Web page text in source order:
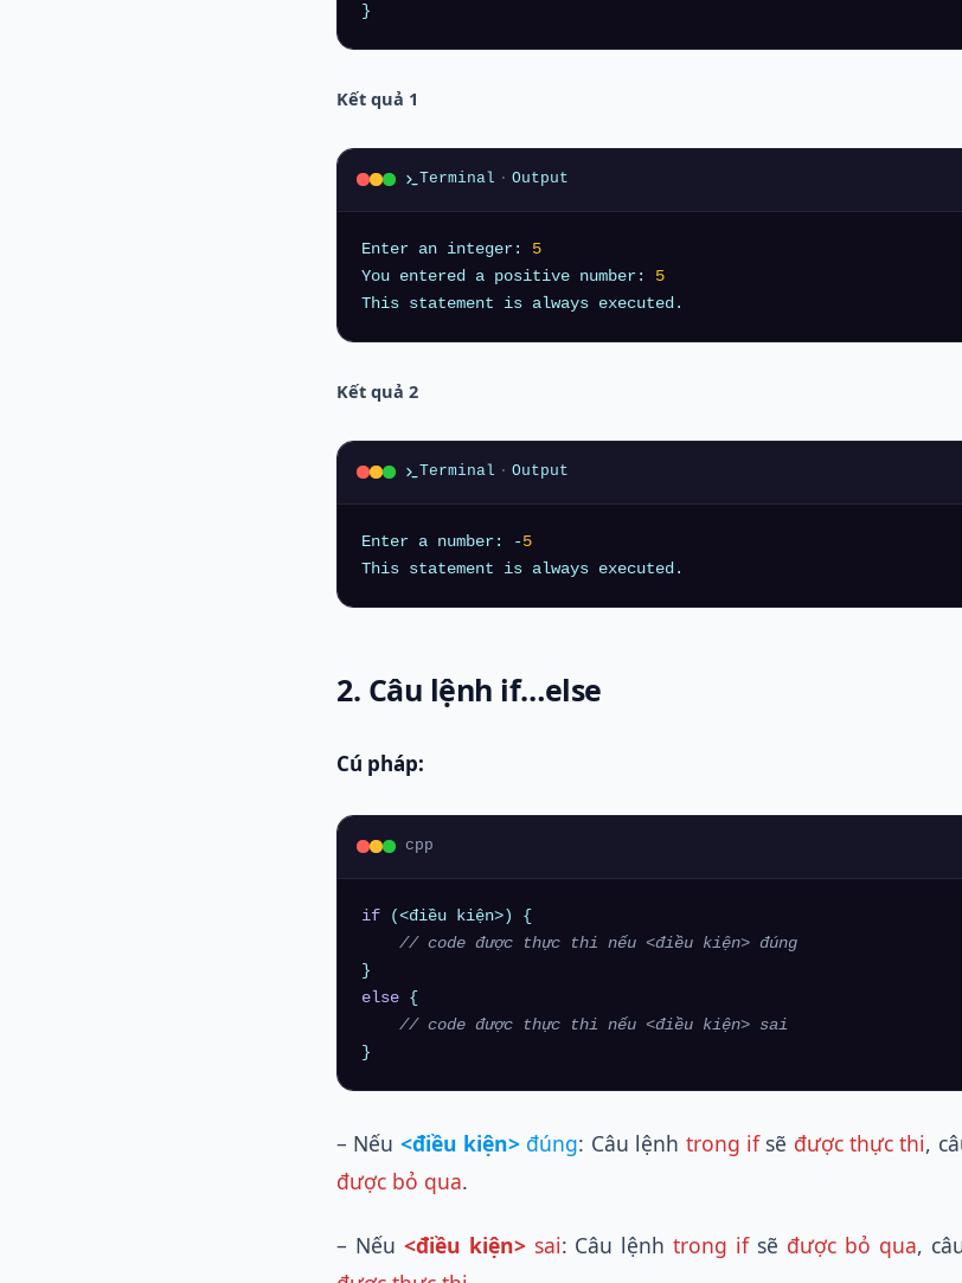
}
Kết quả 1
Terminal · Output
Enter an integer: 5
You entered a positive number: 5
Kết quả 2
Terminal · Output
Enter a number: -5
2. Câu lệnh if…else
Cú pháp:
cpp
if (<điều kiện>) {
// code được thực thi nếu <điều kiện> đúng
else {
// code được thực thi nếu <điều kiện> sai
– Nếu <điều kiện> đúng: Câu lệnh trong ifsẽ được thực thi,
được bỏ qua.
– Nếu <điều kiện>sai: Câu lệnhtrong ifsẽ được bỏ qua,